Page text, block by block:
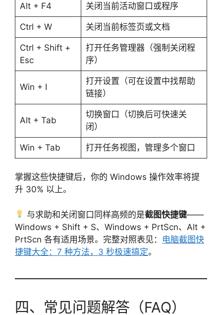
Alt + F4 关闭当前活动窗口或程序
Ctrl + W 关闭当前标签页或文档
Ctrl + Shift +
Esc
打开任务管理器（强制关闭程
序）
Win + I
打开设置（可在设置中找帮助
链接）
Alt + Tab
切换窗口（切换后可快速关
闭）
Win + Tab 打开任务视图，管理多个窗口
掌握这些快捷键后，你的 Windows 操作效率将提
升 30% 以上。
与求助和关闭窗口同样高频的是截图快捷键——
Windows + Shift + S、Windows + PrtScn、Alt +
PrtScn 各有适用场景。完整对照表见： 电脑截图快
捷键大全：7 种方法，3 秒极速搞定。
四、常见问题解答（FAQ）